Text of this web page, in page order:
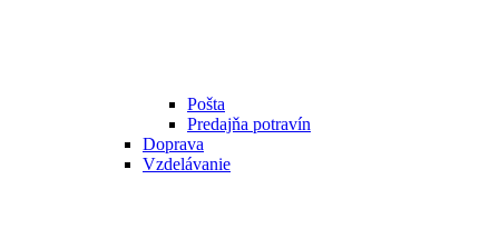
Pošta
Predajňa potravín
Doprava
Vzdelávanie